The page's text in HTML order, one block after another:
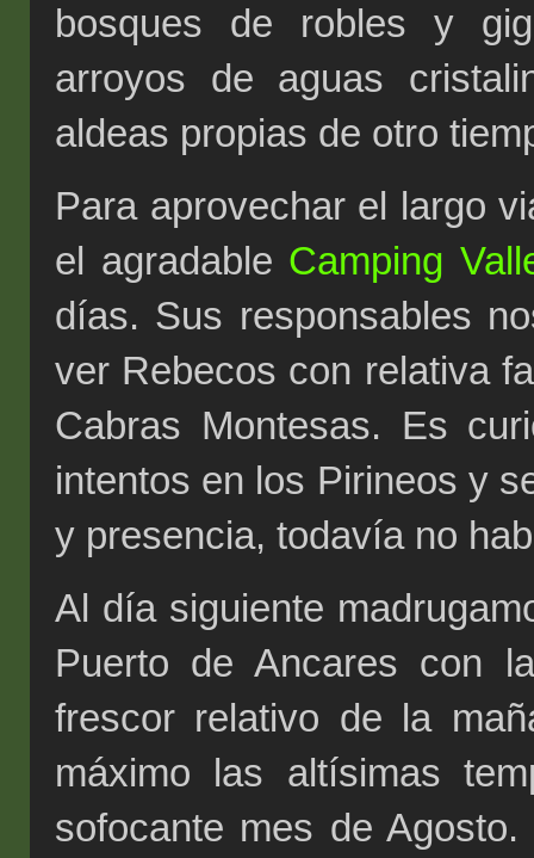
bosques de robles y
arroyos de aguas
aldeas propias de otro
Para aprovechar el largo
el agradable Camping
días. Sus responsables
ver Rebecos con relativa
Cabras Montesas. Es
intentos en los Pirineos y
y presencia, todavía no
Al día siguiente
Puerto de Ancares con
frescor relativo de la
máximo las altísimas
sofocante mes de